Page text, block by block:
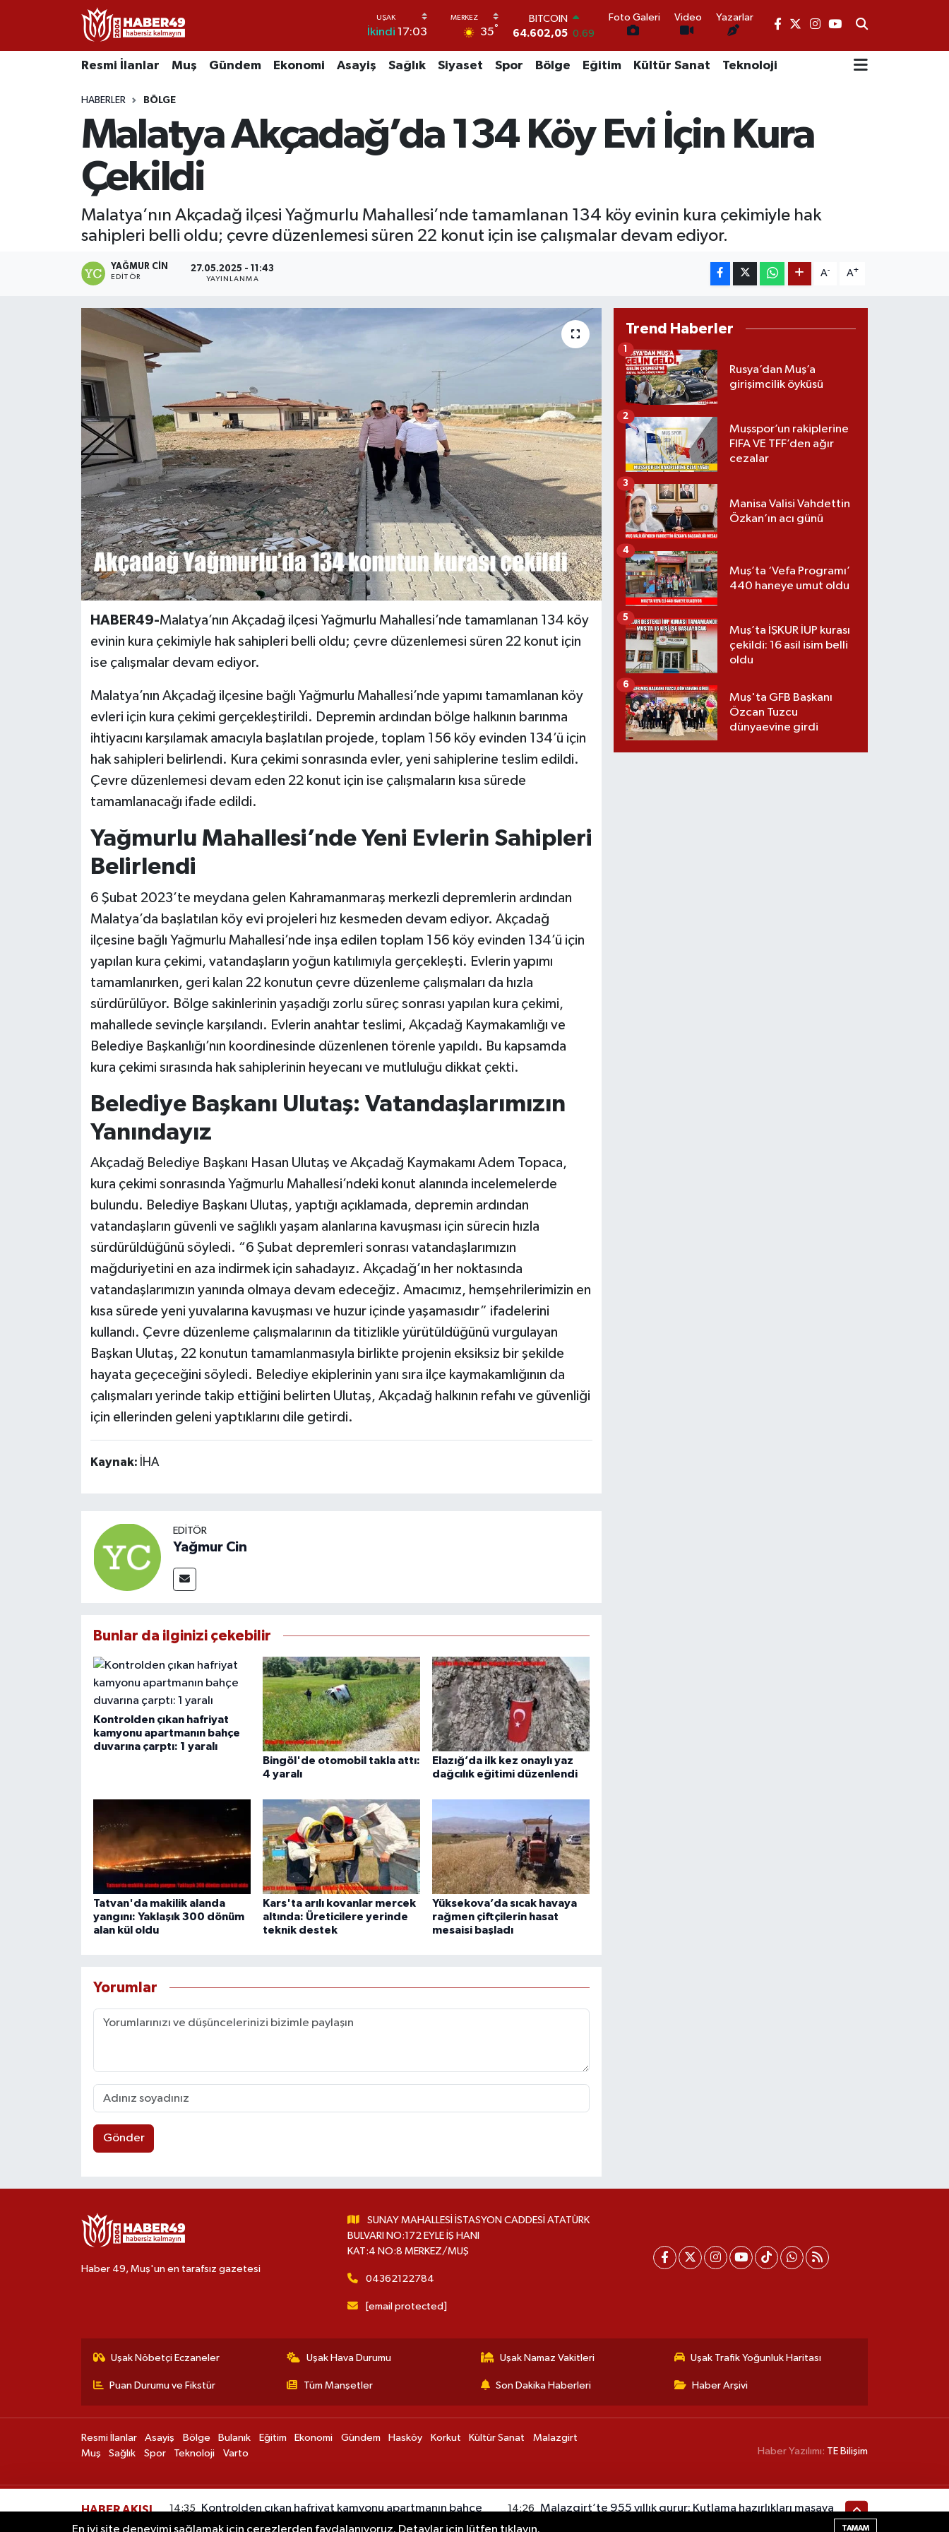
İkindi 17:03 35°
64.602,05
DOLAR
EURO
GRAM ALTIN
6518.23 0.39
Foto Galeri Video Yazarlar
Resmi İlanlar Muş Gündem Ekonomi Asayiş Sağlık Siyaset Spor Bölge Eğitim Kültür Sanat Teknoloji
HABERLER BÖLGE
Malatya Akçadağ’da 134 Köy Evi İçin Kura
Çekildi
Malatya’nın Akçadağ ilçesi Yağmurlu Mahallesi’nde tamamlanan 134 köy evinin kura çekimiyle hak
sahipleri belli oldu; çevre düzenlemesi süren 22 konut için ise çalışmalar devam ediyor.
YAĞMUR CIN
EDITÖR
27.05.2025 - 11:43
YAYINLANMA
A- A+
HABER49-Malatya’nın Akçadağ ilçesi Yağmurlu Mahallesi’nde tamamlanan 134 köy
evinin kura çekimiyle hak sahipleri belli oldu; çevre düzenlemesi süren 22 konut için
ise çalışmalar devam ediyor.
Malatya’nın Akçadağ ilçesine bağlı Yağmurlu Mahallesi’nde yapımı tamamlanan köy
evleri için kura çekimi gerçekleştirildi. Depremin ardından bölge halkının barınma
ihtiyacını karşılamak amacıyla başlatılan projede, toplam 156 köy evinden 134’ü için
hak sahipleri belirlendi. Kura çekimi sonrasında evler, yeni sahiplerine teslim edildi.
Çevre düzenlemesi devam eden 22 konut için ise çalışmaların kısa sürede
tamamlanacağı ifade edildi.
Yağmurlu Mahallesi’nde Yeni Evlerin Sahipleri
Belirlendi
6 Şubat 2023’te meydana gelen Kahramanmaraş merkezli depremlerin ardından
Malatya’da başlatılan köy evi projeleri hız kesmeden devam ediyor. Akçadağ
ilçesine bağlı Yağmurlu Mahallesi’nde inşa edilen toplam 156 köy evinden 134’ü için
yapılan kura çekimi, vatandaşların yoğun katılımıyla gerçekleşti. Evlerin yapımı
tamamlanırken, geri kalan 22 konutun çevre düzenleme çalışmaları da hızla
sürdürülüyor. Bölge sakinlerinin yaşadığı zorlu süreç sonrası yapılan kura çekimi,
mahallede sevinçle karşılandı. Evlerin anahtar teslimi, Akçadağ Kaymakamlığı ve
Belediye Başkanlığı’nın koordinesinde düzenlenen törenle yapıldı. Bu kapsamda
kura çekimi sırasında hak sahiplerinin heyecanı ve mutluluğu dikkat çekti.
Belediye Başkanı Ulutaş: Vatandaşlarımızın
Yanındayız
Akçadağ Belediye Başkanı Hasan Ulutaş ve Akçadağ Kaymakamı Adem Topaca,
kura çekimi sonrasında Yağmurlu Mahallesi’ndeki konut alanında incelemelerde
bulundu. Belediye Başkanı Ulutaş, yaptığı açıklamada, depremin ardından
vatandaşların güvenli ve sağlıklı yaşam alanlarına kavuşması için sürecin hızla
sürdürüldüğünü söyledi. “6 Şubat depremleri sonrası vatandaşlarımızın
mağduriyetini en aza indirmek için sahadayız. Akçadağ’ın her noktasında
vatandaşlarımızın yanında olmaya devam edeceğiz. Amacımız, hemşehrilerimizin en
kısa sürede yeni yuvalarına kavuşması ve huzur içinde yaşamasıdır” ifadelerini
kullandı. Çevre düzenleme çalışmalarının da titizlikle yürütüldüğünü vurgulayan
Başkan Ulutaş, 22 konutun tamamlanmasıyla birlikte projenin eksiksiz bir şekilde
hayata geçeceğini söyledi. Belediye ekiplerinin yanı sıra ilçe kaymakamlığının da
çalışmaları yerinde takip ettiğini belirten Ulutaş, Akçadağ halkının refahı ve güvenliği
için ellerinden geleni yaptıklarını dile getirdi.
Kaynak: İHA
EDITÖR
Yağmur Cin
Bunlar da ilginizi çekebilir
Kontrolden çıkan hafriyat
kamyonu apartmanın bahçe
duvarına çarptı: 1 yaralı
Bingöl'de otomobil takla attı:
4 yaralı
Elazığ’da ilk kez onaylı yaz
dağcılık eğitimi düzenlendi
Tatvan'da makilik alanda
yangını: Yaklaşık 300 dönüm
alan kül oldu
Kars'ta arılı kovanlar mercek
altında: Üreticilere yerinde
teknik destek
Yüksekova’da sıcak havaya
rağmen çiftçilerin hasat
mesaisi başladı
Yorumlar
Gönder
Trend Haberler
Rusya’dan Muş’a
girişimcilik öyküsü
1
Muşspor’un rakiplerine
FIFA VE TFF’den ağır
cezalar
2
Manisa Valisi Vahdettin
Özkan’ın acı günü
3
Muş’ta ‘Vefa Programı’
440 haneye umut oldu
4
Muş’ta İŞKUR İUP kurası
çekildi: 16 asil isim belli
oldu
5
Muş'ta GFB Başkanı
Özcan Tuzcu
dünyaevine girdi
6
Haber 49, Muş'un en tarafsız gazetesi
SUNAY MAHALLESİ İSTASYON CADDESİ ATATÜRK
BULVARI NO:172 EYLE İŞ HANI
KAT:4 NO:8 MERKEZ/MUŞ
04362122784
[email protected]
Uşak Nöbetçi Eczaneler Uşak Hava Durumu Uşak Namaz Vakitleri Uşak Trafik Yoğunluk Haritası
Puan Durumu ve Fikstür Tüm Manşetler Son Dakika Haberleri Haber Arşivi
Resmi İlanlar Asayiş Bölge Bulanık Eğitim Ekonomi Gündem Hasköy Korkut Kültür Sanat
Malazgirt
Muş
Sağlık Spor Teknoloji Varto Haber Yazılımı: TE Bilişim
En iyi site deneyimi sağlamak için çerezlerden faydalanıyoruz. Detaylar için lütfen tıklayın. TAMAM
HABER AKIŞI 14:35
Kontrolden çıkan hafriyat kamyonu apartmanın bahçe
duvarına çarptı: 1 yaralı
14:26
Malazgirt’te 955 yıllık gurur: Kutlama hazırlıkları masaya
Resmi İlanlar
Gündem
Teknoloji
Kültür Sanat
Hasköy
Bulanık
Malazgirt
Uşak Nöbetçi Eczaneler
Uşak Namaz Vakitleri
Uşak Trafik Yoğunluk Haritası
TFF 2.Lig Kırmızı Grup Puan Durumu ve Fikstür
Tüm Manşetler
Son Dakika Haberleri
Haber Arşivi